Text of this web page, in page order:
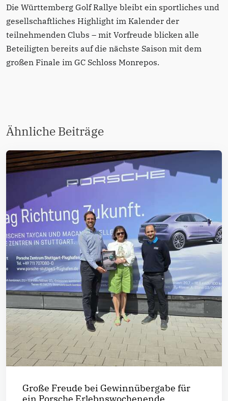
Die Württemberg Golf Rallye bleibt ein sportliches und
gesellschaftliches Highlight im Kalender der
teilnehmenden Clubs – mit Vorfreude blicken alle
Beteiligten bereits auf die nächste Saison mit dem
großen Finale im GC Schloss Monrepos.
Ähnliche Beiträge
Große Freude bei Gewinnübergabe für